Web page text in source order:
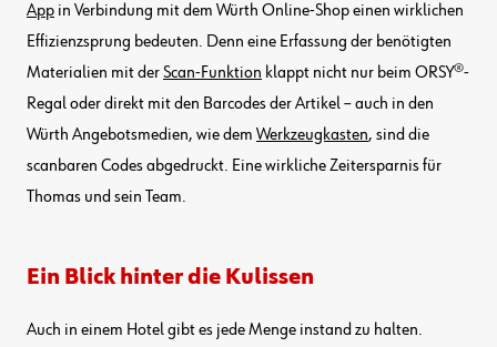
App in Verbindung mit dem Würth Online-Shop einen wirklichen
Effizienzsprung bedeuten. Denn eine Erfassung der benötigten
Materialien mit derScan-Funktion klappt nicht nur beim ORSY®-
Regal oder direkt mit den Barcodes der Artikel – auch in den
Würth Angebotsmedien, wie dem Werkzeugkasten, sind die
scanbaren Codes abgedruckt. Eine wirkliche Zeitersparnis für
Thomas und sein Team.
Ein Blick hinter die Kulissen
Auch in einem Hotel gibt es jede Menge instand zu halten.